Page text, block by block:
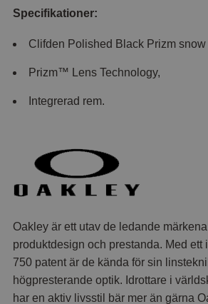
Specifikationer:
Clifden Polished Black Prizm snow
Prizm™ Lens Technology,
Integrerad rem.
Oakley är ett utav de ledande
produktdesign och prestanda. Med ett
750 patent är de kända för sin
högpresterande optik. Idrottare i
har en aktiv livsstil bär mer än gärna